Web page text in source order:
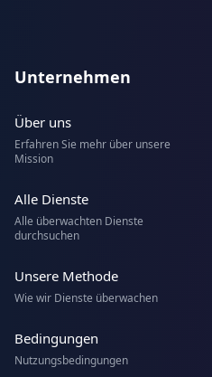
Unternehmen
Über uns
Erfahren Sie mehr über unsere
Mission
Alle Dienste
Alle überwachten Dienste
durchsuchen
Unsere Methode
Wie wir Dienste überwachen
Bedingungen
Nutzungsbedingungen